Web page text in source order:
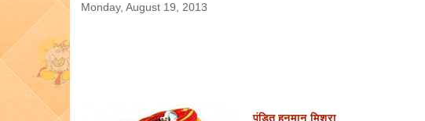
Monday, August 19, 2013
पंडित हनुमान मिश्रा